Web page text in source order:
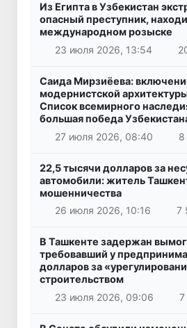
Из Египта в Узбекистан
опасный преступник,
международном розыске
23 июля 2026, 13:54
Саида Мирзиёева:
модернистской
Список всемирного
большая победа
27 июля 2026, 08:40
22,5 тысячи долларов за
автомобили: житель
мошенничества
26 июля 2026, 10:16
7
В Ташкенте задержан
требовавший у
долларов за
строительством
23 июля 2026, 09:06